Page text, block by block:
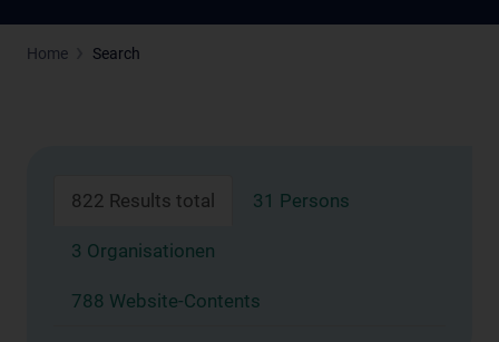
Home Search
822 Results total 31 Persons
3 Organisationen
788 Website-Contents